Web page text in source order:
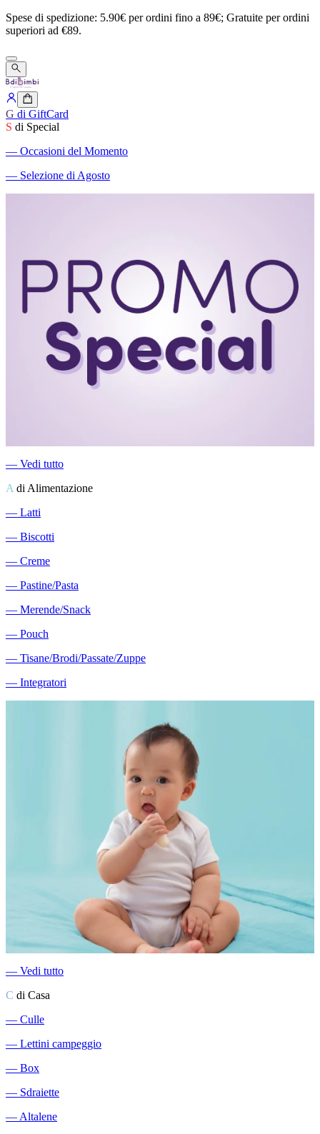
Spese di spedizione: 5.90€ perordini fino a 89€; Gratuite perordini
superiori ad €89.
G di GiftCard
S di Special
― Occasioni del Momento
― Selezione di Agosto
― Vedi tutto
A di Alimentazione
― Latti
― Biscotti
― Creme
― Pastine/Pasta
― Merende/Snack
― Pouch
― Tisane/Brodi/Passate/Zuppe
― Integratori
― Vedi tutto
C di Casa
― Culle
― Lettini campeggio
― Box
― Sdraiette
―Altalene